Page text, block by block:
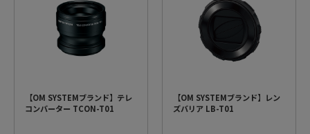
【OM SYSTEMブランド】テレ
コンバーター TCON-T01
【OM SYSTEMブランド】レン
ズバリア LB-T01